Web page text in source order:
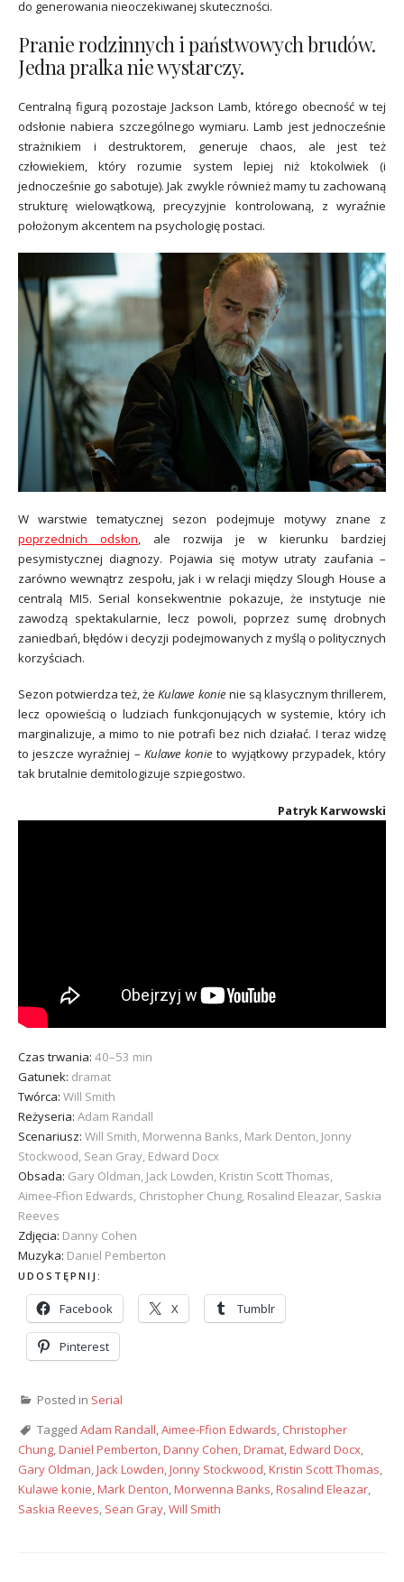
do generowania nieoczekiwanej skuteczności.
Pranie rodzinnych i państwowych brudów.
Jedna pralka nie wystarczy.
Centralną figurą pozostaje Jackson Lamb, którego obecność w tej
odsłonie nabiera szczególnego wymiaru. Lamb jest jednocześnie
strażnikiem i destruktorem, generuje chaos, ale jest też
człowiekiem, który rozumie system lepiej niż ktokolwiek (i
jednocześnie go sabotuje). Jak zwykle również mamy tu zachowaną
strukturę wielowątkową, precyzyjnie kontrolowaną, z wyraźnie
położonym akcentem na psychologię postaci.
W warstwie tematycznej sezon podejmuje motywy znane z
poprzednich odsłon , ale rozwija je w kierunku bardziej
pesymistycznej diagnozy. Pojawia się motyw utraty zaufania –
zarówno wewnątrz zespołu, jak i w relacji między Slough House a
centralą MI5. Serial konsekwentnie pokazuje, że instytucje nie
zawodzą spektakularnie, lecz powoli, poprzez sumę drobnych
zaniedbań, błędów i decyzji podejmowanych z myślą o politycznych
korzyściach.
Sezon potwierdza też, żeKulawe konie nie są klasycznym thrillerem,
lecz opowieścią o ludziach funkcjonujących w systemie, który ich
marginalizuje, a mimo to nie potrafi bez nich działać. I teraz widzę
to jeszcze wyraźniej – Kulawe konie to wyjątkowy przypadek, który
tak brutalnie demitologizuje szpiegostwo.
Patryk Karwowski
Czas trwania: 40–53 min
Gatunek: dramat
Twórca: Will Smith
Reżyseria: Adam Randall
Scenariusz: Will Smith, Morwenna Banks, Mark Denton, Jonny
Stockwood, Sean Gray, Edward Docx
Obsada: Gary Oldman, Jack Lowden, Kristin Scott Thomas,
Aimee‑Ffion Edwards, Christopher Chung, Rosalind Eleazar, Saskia
Reeves
Zdjęcia: Danny Cohen
Muzyka: Daniel Pemberton
UDOSTĘPNIJ:
Facebook X Tumblr
Pinterest
Posted in Serial
Tagged Adam Randall,Aimee-Ffion Edwards, Christopher
Chung,Daniel Pemberton,Danny Cohen,Dramat,Edward Docx,
Gary Oldman,Jack Lowden,Jonny Stockwood,Kristin Scott Thomas,
Kulawe konie,Mark Denton,Morwenna Banks,Rosalind Eleazar,
Saskia Reeves, Sean Gray,Will Smith